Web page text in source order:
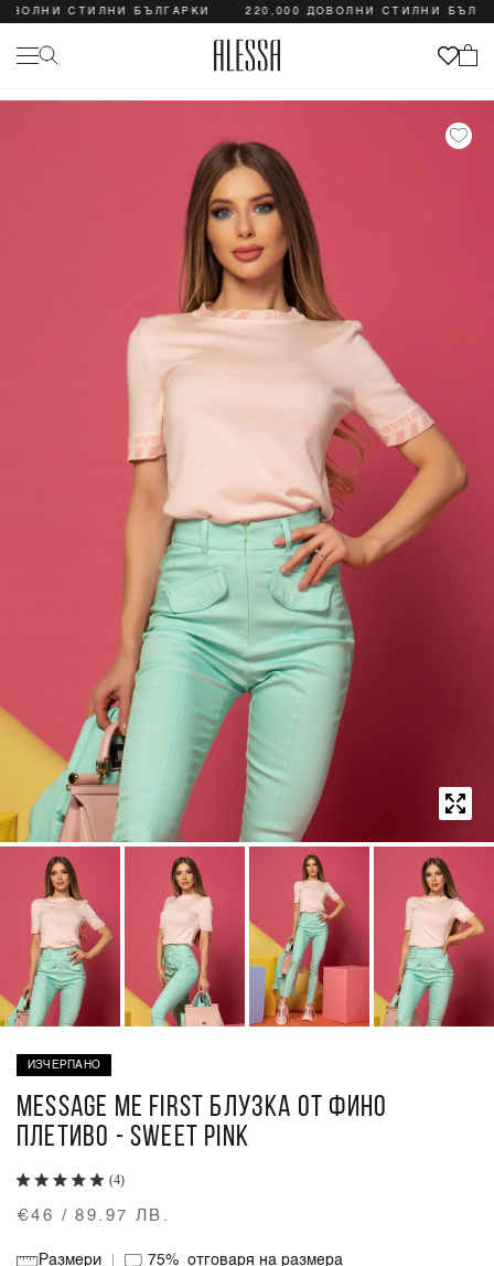
СТИЛНИ БЪЛГАРКИ 220,000 ДОВОЛНИ СТИЛНИ
ИЗЧЕРПАНО
MESSAGE ME FIRST БЛУЗКА ОТ ФИНО
ПЛЕТИВО - SWEET PINK
(4)
€46 / 89.97 ЛВ.
Размери 75%отговаря на размера